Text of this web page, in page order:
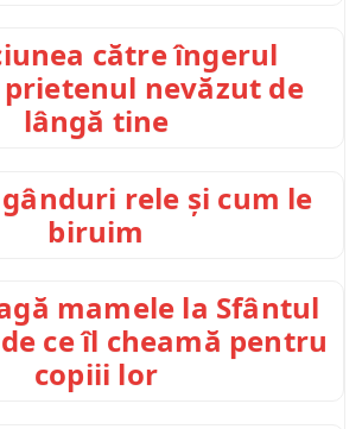
către îngerul
nevăzut de
lângă tine
rele și cum le
biruim
mamele la Sfântul
ce îl cheamă pentru
copiii lor